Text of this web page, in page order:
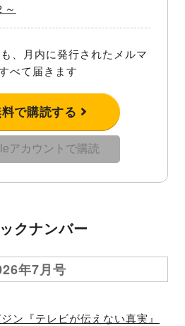
、月内に発行されたメルマ
べて届きます
で購読する
アカウントで購読
クナンバー
年7月号
ン『テレビが伝えない真実』